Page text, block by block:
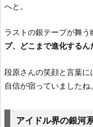
へと。
ラストの銀テープが舞う
プ、どこまで進化するん
段原さんの笑顔と言葉
自信が宿っていましたね。
アイドル界の銀河